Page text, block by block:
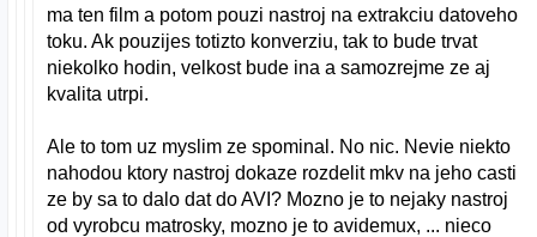
ma ten film a potom pouzi nastroj na extrakciu datoveho
toku. Ak pouzijes totizto konverziu, tak to bude trvat
niekolko hodin, velkost bude ina a samozrejme ze aj
kvalita utrpi.
Ale to tom uz myslim ze spominal. No nic. Nevie niekto
nahodou ktory nastroj dokaze rozdelit mkv na jeho casti
ze by sa to dalo dat do AVI? Mozno je to nejaky nastroj
od vyrobcu matrosky, mozno je to avidemux, ... nieco